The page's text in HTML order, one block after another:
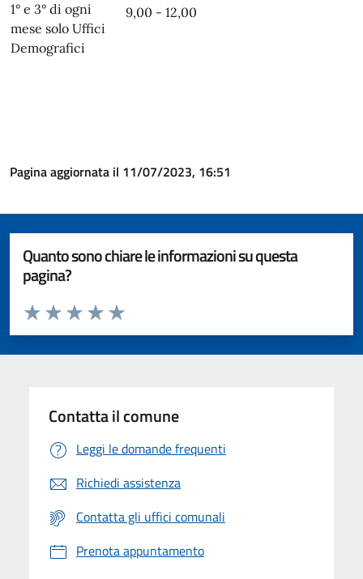
1° e 3° di ogni
mese solo Uffici
Demografici
9,00 - 12,00
Pagina aggiornata il 11/07/2023, 16:51
Quanto sono chiare le informazioni su questa
pagina?
Valuta da 1 a 5 stelle la pagina
Valuta 5 stelle su 5
Valuta 4 stelle su 5
Valuta 3 stelle su 5
Valuta 2 stelle su 5
Valuta 1 stelle su 5
Contatta il comune
Leggi le domande frequenti
Richiedi assistenza
Contatta gli uffici comunali
Prenota appuntamento